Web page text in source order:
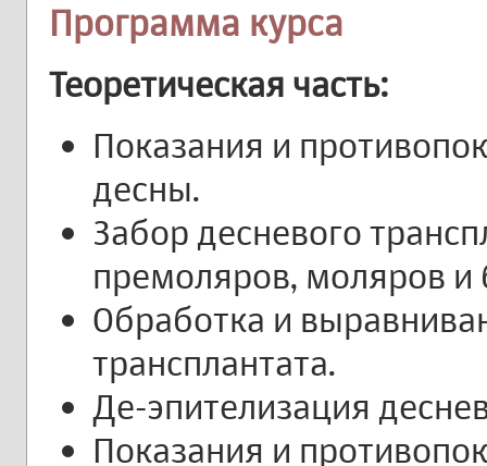
Программа курса
Теоретическая часть:
Показания и
десны.
Забор десневого
премоляров, моляров и
Обработка и
трансплантата.
Де-эпителизация
Показания и